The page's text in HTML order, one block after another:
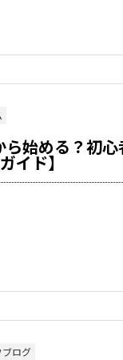
始める？初
イド】
ブログ